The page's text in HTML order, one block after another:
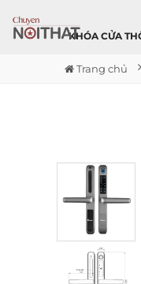
KHÓA CỬA
Trang chủ